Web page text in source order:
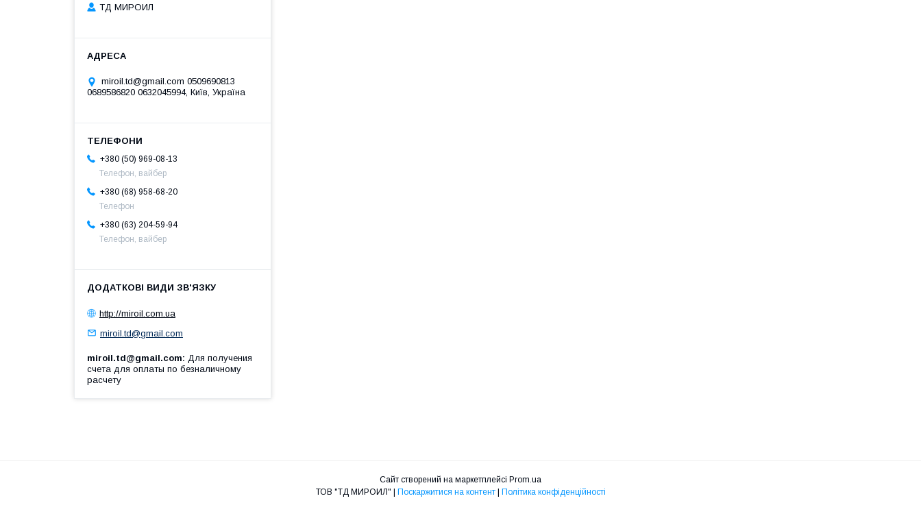
ТД МИРОИЛ
miroil.td@gmail.com 0509690813
0689586820 0632045994, Київ, Україна
+380 (50) 969-08-13
Телефон, вайбер
+380 (68) 958-68-20
Телефон
+380 (63) 204-59-94
Телефон, вайбер
http://miroil.com.ua
miroil.td@gmail.com
miroil.td@gmail.com Для получения
счета для оплаты по безналичному
расчету
Сайт створений на маркетплейсі Prom.ua
Поскаржитися на контент Політика конфіденційності